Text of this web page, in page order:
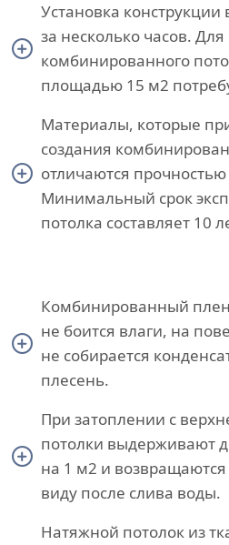
Установка конструкции
за несколько часов.
комбинированного
площадью 15 м2
Материалы, которые
создания
отличаются
Минимальный срок
потолка составляет 10
Комбинированный
не боится влаги, на
не собирается
плесень.
При затоплении с
потолки выдерживают
на 1 м2 и
виду после слива воды.
Натяжной потолок из